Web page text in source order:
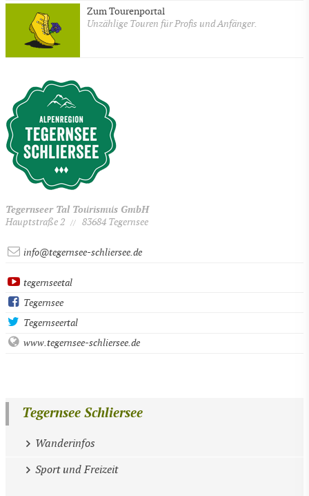
Zum Tourenportal
Unzählige Touren für Profis und Anfänger.
Tegernseer Tal Tourismus GmbH
Hauptstraße 2
// 83684 Tegernsee
info@tegernsee-schliersee.de
tegernseetal
Tegernsee
Tegernseertal
www.tegernsee-schliersee.de
Tegernsee Schliersee
Wanderinfos
Sport und Freizeit